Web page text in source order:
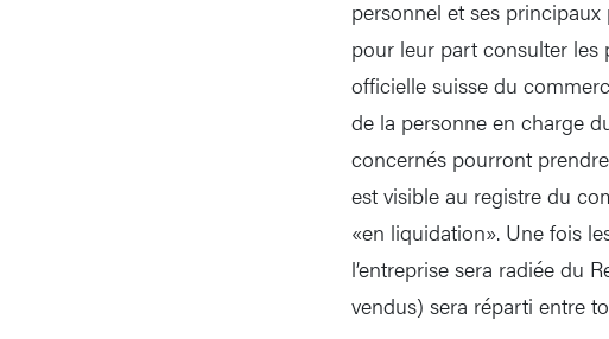
personnel et ses
pour leur part consulter les
officielle suisse du
de la personne en charge
concernés pourront
est visible au registre du
«en liquidation». Une fois
l’entreprise sera radiée du
vendus) sera réparti entre